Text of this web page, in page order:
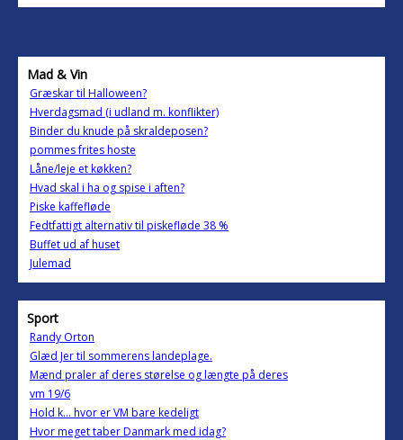
Mad & Vin
Græskar til Halloween?
Hverdagsmad (i udland m. konflikter)
Binder du knude på skraldeposen?
pommes frites hoste
Låne/leje et køkken?
Hvad skal i ha og spise i aften?
Piske kaffefløde
Fedtfattigt alternativ til piskefløde 38 %
Buffet ud af huset
Julemad
Sport
Randy Orton
Glæd Jer til sommerens landeplage.
Mænd praler af deres størelse og længte på deres
vm 19/6
Hold k... hvor er VM bare kedeligt
Hvor meget taber Danmark med idag?